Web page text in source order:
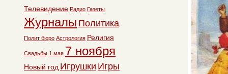
Телевидение Радио Газеты
Журналы Политика
Полит бюро Астрология Религия
Свадьбы 1 мая 7 ноября
Новый год Игрушки Игры